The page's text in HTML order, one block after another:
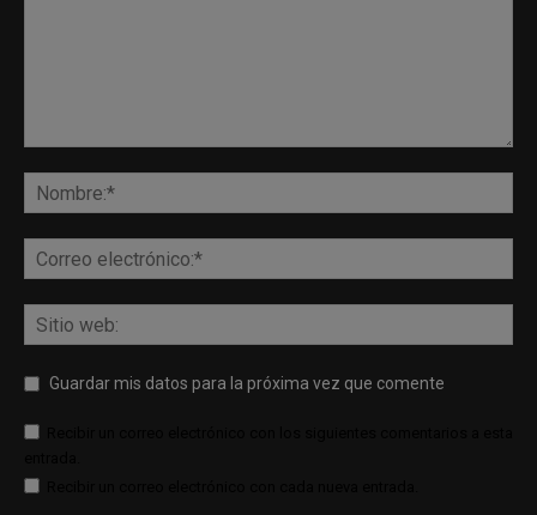
Guardar mis datos para la próxima vez que comente